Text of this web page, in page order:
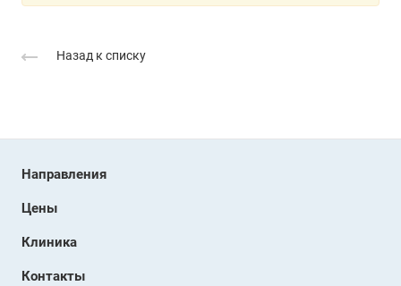
Назад к списку
Направления
Цены
Клиника
Контакты